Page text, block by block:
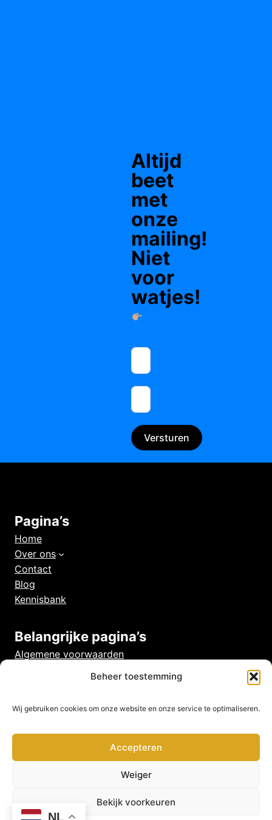
Beheer toestemming
Wij gebruiken cookies om onze website en onze service te optimaliseren.
Accepteren
Weiger
Bekijk voorkeuren
Altijd
beet
met
onze
mailing!
Niet
voor
watjes!
Versturen
Pagina’s
Home
Over ons
Contact
Blog
Kennisbank
Belangrijke pagina’s
Algemene voorwaarden
Disclaimer
NL